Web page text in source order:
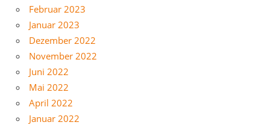
Februar 2023
Januar 2023
Dezember 2022
November 2022
Juni 2022
Mai 2022
April 2022
Januar 2022